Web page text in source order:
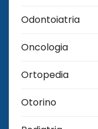
Odontoiatria
Oncologia
Ortopedia
Otorino